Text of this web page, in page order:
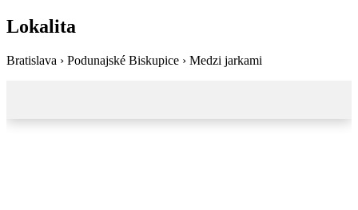
Lokalita
Bratislava › Podunajské Biskupice › Medzi jarkami